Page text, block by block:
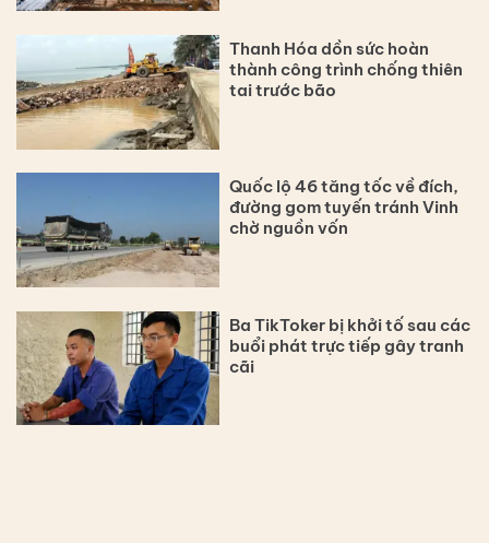
Thanh Hóa dồn sức hoàn
thành công trình chống thiên
tai trước bão
Quốc lộ 46 tăng tốc về đích,
đường gom tuyến tránh Vinh
chờ nguồn vốn
Ba TikToker bị khởi tố sau các
buổi phát trực tiếp gây tranh
cãi